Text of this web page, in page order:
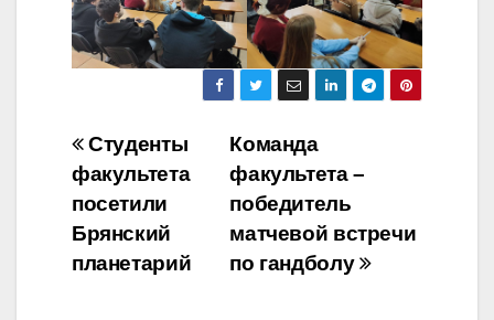
Навигация
по
записям
Команда
факультета –
победитель
матчевой встречи
по гандболу
Студенты
факультета
посетили
Брянский
планетарий